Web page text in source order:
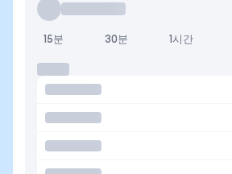
15분 30분 1시간